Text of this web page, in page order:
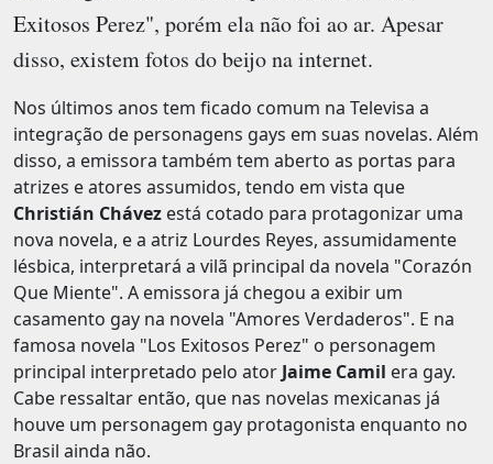
Exitosos Perez", porém ela não foi ao ar. Apesar
disso, existem fotos do beijo na internet.
Nos últimos anos tem ficado comum na Televisa a
integração de personagens gays em suas novelas. Além
disso, a emissora também tem aberto as portas para
atrizes e atores assumidos, tendo em vista que
Christián Chávez está cotado para protagonizar uma
nova novela, e a atriz Lourdes Reyes, assumidamente
lésbica, interpretará a vilã principal da novela "Corazón
Que Miente". A emissora já chegou a exibir um
casamento gay na novela "Amores Verdaderos". E na
famosa novela "Los Exitosos Perez" o personagem
principal interpretado pelo ator Jaime Camil era gay.
Cabe ressaltar então, que nas novelas mexicanas já
houve um personagem gay protagonista enquanto no
Brasil ainda não.